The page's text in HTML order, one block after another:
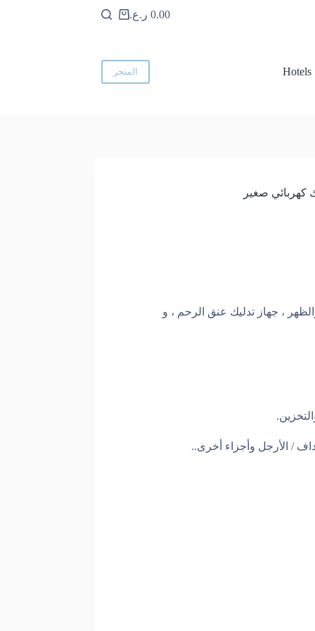
عربة
0.00 ر.ع.
Hotels المتجر
، جهاز تدليك عنق الرحم ، و
.
/ الأرجل وأجزاء أخرى.
.